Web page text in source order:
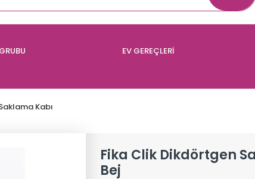
EV GEREÇLERİ
Kabı
Fika Clik Dikdörtgen
Bej